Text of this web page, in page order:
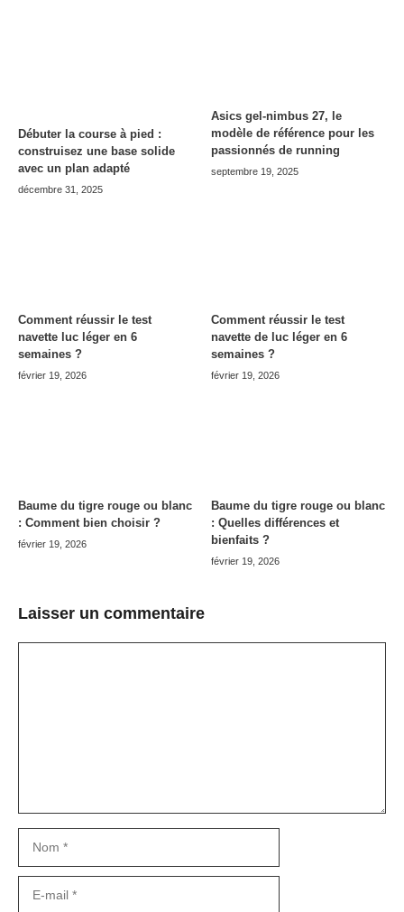
Débuter la course à pied :
construisez une base solide
avec un plan adapté
décembre 31, 2025
Asics gel-nimbus 27, le
modèle de référence pour les
passionnés de running
septembre 19, 2025
Comment réussir le test
navette luc léger en 6
semaines ?
février 19, 2026
Comment réussir le test
navette de luc léger en 6
semaines ?
février 19, 2026
Baume du tigre rouge ou blanc
: Comment bien choisir ?
février 19, 2026
Baume du tigre rouge ou blanc
: Quelles différences et
bienfaits ?
février 19, 2026
Laisser un commentaire
mail